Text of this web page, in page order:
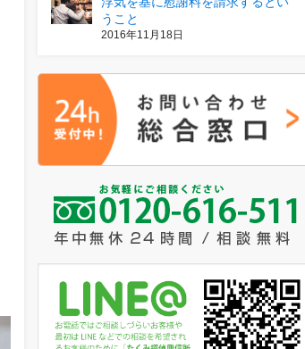
うこと
2016年11月18日